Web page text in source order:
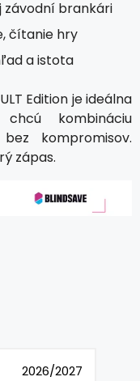
závodní brankári
čítanie hry
a istota
Edition je ideálna
kombináciu
kompromisov.
zápas.
2026/2027